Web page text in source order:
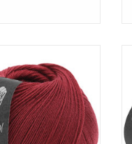
AAN WINKELWAGEN